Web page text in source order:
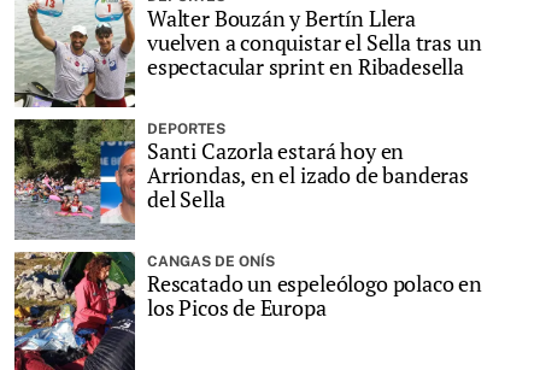
Walter Bouzán y Bertín Llera
vuelven a conquistar el Sella tras un
espectacular sprint en Ribadesella
DEPORTES
Santi Cazorla estará hoy en
Arriondas, en el izado de banderas
del Sella
CANGAS DE ONÍS
Rescatado un espeleólogo polaco en
los Picos de Europa